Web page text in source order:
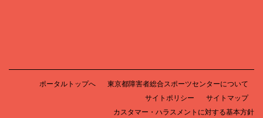
ポータルトップへ
東京都障害者総合スポーツセンターについて
サイトポリシー
サイトマップ
カスタマー・ハラスメントに対する基本方針